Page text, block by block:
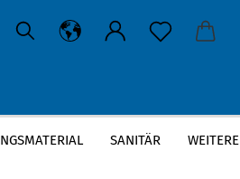
SANITÄR WEITERE